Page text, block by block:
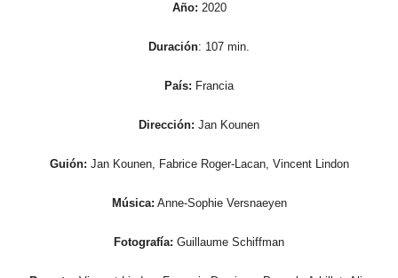
Año: 2020
Duración: 107 min.
País: Francia
Dirección: Jan Kounen
Guión: Jan Kounen, Fabrice Roger-Lacan, Vincent Lindon
Música: Anne-Sophie Versnaeyen
Fotografía: Guillaume Schiffman